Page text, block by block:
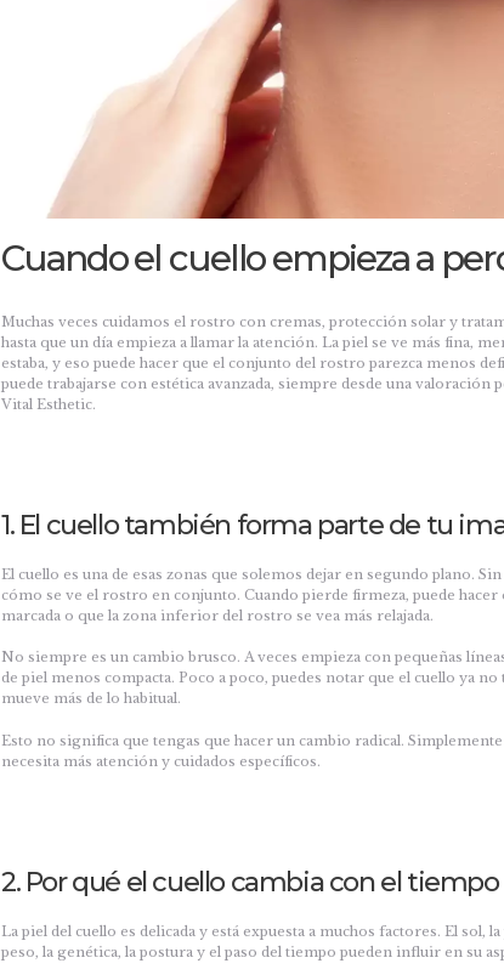
Cuando el cuello empieza a
Muchas veces cuidamos el rostro con cremas, protección solar y
hasta que un día empieza a llamar la atención. La piel se ve más fina,
estaba, y eso puede hacer que el conjunto del rostro parezca menos
puede trabajarse con estética avanzada, siempre desde una valoración
Vital Esthetic.
1. El cuello también forma parte de tu
El cuello es una de esas zonas que solemos dejar en segundo plano.
cómo se ve el rostro en conjunto. Cuando pierde firmeza, puede hacer
marcada o que la zona inferior del rostro se vea más relajada.
No siempre es un cambio brusco. A veces empieza con pequeñas
de piel menos compacta. Poco a poco, puedes notar que el cuello ya
mueve más de lo habitual.
Esto no significa que tengas que hacer un cambio radical. Simplemente
necesita más atención y cuidados específicos.
2. Por qué el cuello cambia con el tiempo
La piel del cuello es delicada y está expuesta a muchos factores. El sol,
peso, la genética, la postura y el paso del tiempo pueden influir en su